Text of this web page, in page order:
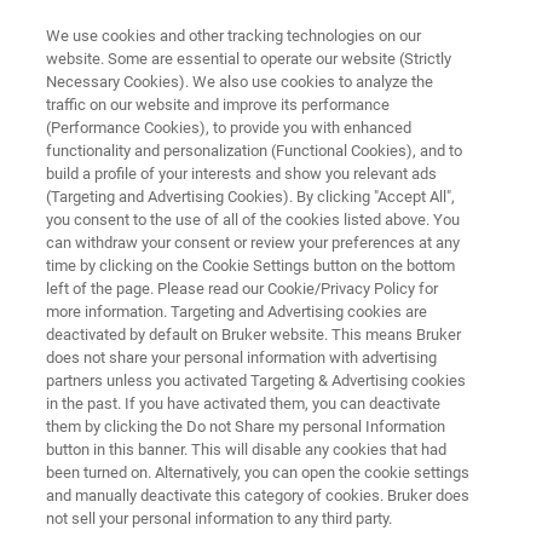
OPROGRAMOWANIE SIECIOWE
ONET
Więcej informacji Skontaktuj się z ekspertem
OPROGRAMOWANIE ONET
Administrowanie siecią
We use cookies and other tracking technologies on our
website. Some are essential to operate our website (Strictly
Necessary Cookies). We also use cookies to analyze the
traffic on our website and improve its performance
(Performance Cookies), to provide you with enhanced
functionality and personalization (Functional Cookies), and to
build a profile of your interests and show you relevant ads
(Targeting and Advertising Cookies). By clicking "Accept All",
you consent to the use of all of the cookies listed above. You
can withdraw your consent or review your preferences at any
time by clicking on the Cookie Settings button on the bottom
left of the page. Please read our Cookie/Privacy Policy for
more information. Targeting and Advertising cookies are
deactivated by default on Bruker website. This means Bruker
does not share your personal information with advertising
partners unless you activated Targeting & Advertising cookies
in the past. If you have activated them, you can deactivate
them by clicking the Do not Share my personal Information
button in this banner. This will disable any cookies that had
been turned on. Alternatively, you can open the cookie settings
and manually deactivate this category of cookies. Bruker does
not sell your personal information to any third party.